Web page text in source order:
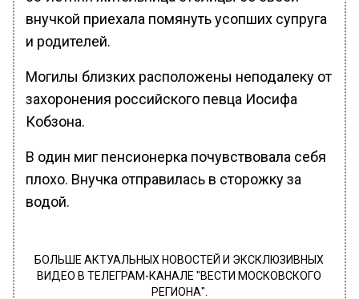
внучкой приехала помянуть усопших супруга
и родителей.
Могилы близких расположены неподалеку от
захоронения российского певца Иосифа
Кобзона.
В один миг пенсионерка почувствовала себя
плохо. Внучка отправилась в сторожку за
водой.
БОЛЬШЕ АКТУАЛЬНЫХ НОВОСТЕЙ И ЭКСКЛЮЗИВНЫХ
ВИДЕО В ТЕЛЕГРАМ-КАНАЛЕ "ВЕСТИ МОСКОВСКОГО
РЕГИОНА".